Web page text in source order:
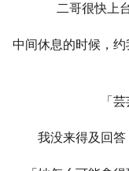
二哥很快上
中间休息的时候，
「
我没来得及回答